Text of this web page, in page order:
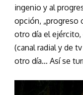
ingenio y al
opción, „progreso
otro día el ejército,
(canal radial y de
otro día… Así se